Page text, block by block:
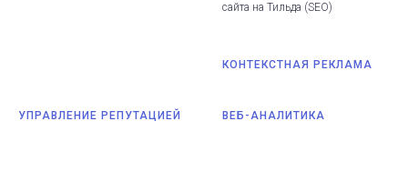
сайта на Тильда (SEO)
КОНТЕКСТНАЯ РЕКЛАМА
УПРАВЛЕНИЕ РЕПУТАЦИЕЙ ВЕБ-АНАЛИТИКА